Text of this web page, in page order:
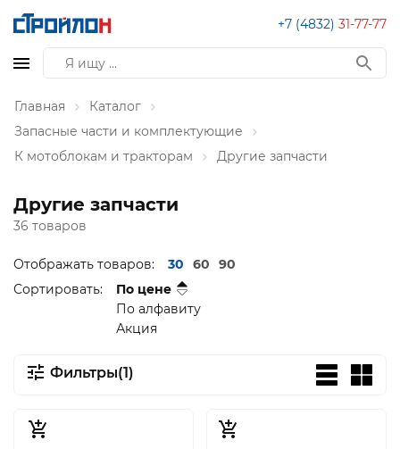
+7 (4832) 31-77-77
Главная
Каталог
Запасные части и комплектующие
К мотоблокам и тракторам
Другие запчасти
Другие запчасти
36 товаров
Отображать товаров: 30 60
90
Сортировать:
По цене
По алфавиту
Акция
Фильтры(1)